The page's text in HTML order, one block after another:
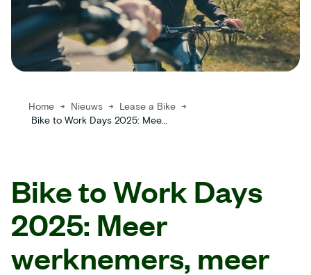
Home → Nieuws → Lease a Bike →
Bike to Work Days
2025: Meer
werknemers, meer